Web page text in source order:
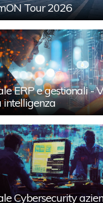
Tour 2026
ERP e gestionali -
intelligenza
Cybersecurity